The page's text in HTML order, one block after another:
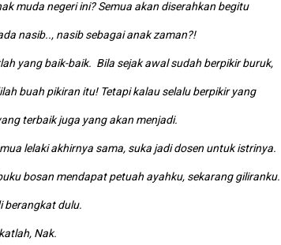
ini? Semua akan diserahkan begitu
nasib sebagai anak zaman?!
baik-baik. Bila sejak awal sudah berpikir buruk,
itu! Tetapi kalau selalu berpikir yang
juga yang akan menjadi.
lelaki akhirnya sama, suka jadi dosen untuk istrinya.
mendapat petuah ayahku, sekarang giliranku.
dulu.
Nak.